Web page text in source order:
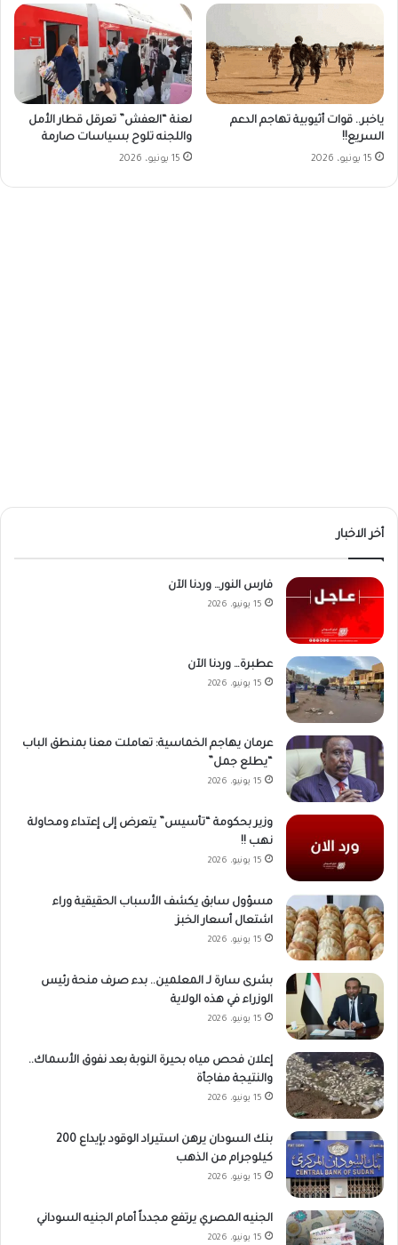
ياخبر.. قوات أثيوبية تهاجم الدعم
السريع!!
15 يونيو، 2026
لعنة “العفش” تعرقل قطار الأمل
واللجنه تلوح بسياسات صارمة
15 يونيو، 2026
أخر الاخبار
فارس النور… وردنا الآن
15 يونيو، 2026
عطبرة… وردنا الآن
15 يونيو، 2026
عرمان يهاجم الخماسية: تعاملت معنا بمنطق الباب
“يطلع جمل”
15 يونيو، 2026
وزير بحكومة “تأسيس” يتعرض إلى إعتداء ومحاولة
نهب !!
15 يونيو، 2026
مسؤول سابق يكشف الأسباب الحقيقية وراء
اشتعال أسعار الخبز
15 يونيو، 2026
بشرى سارة لـ المعلمين.. بدء صرف منحة رئيس
الوزراء في هذه الولاية
15 يونيو، 2026
إعلان فحص مياه بحيرة النوبة بعد نفوق الأسماك..
والنتيجة مفاجأة
15 يونيو، 2026
بنك السودان يرهن استيراد الوقود بإيداع 200
كيلوجرام من الذهب
15 يونيو، 2026
الجنيه المصري يرتفع مجدداً أمام الجنيه السوداني
15 يونيو، 2026